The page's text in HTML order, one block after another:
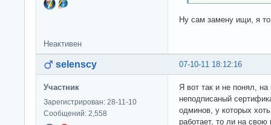
Ну сам замену ищи, я
Неактивен
07-10-11 18:12:16
selenscy
Участник
Зарегистрирован: 28-11-10
Сообщений: 2,558
Я вот так и не понял,
неподписаный
одминов, у которых
работает, то ли на свою